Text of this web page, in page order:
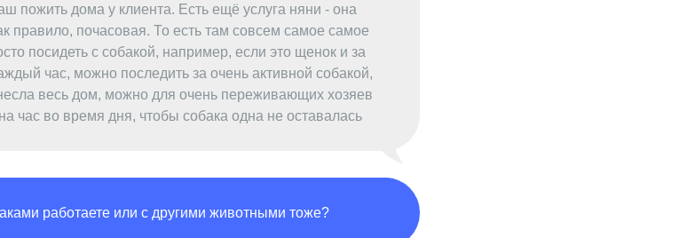
пожить дома у клиента. Есть ещё услуга няни - она
правило, почасовая. То есть там совсем самое самое
посидеть с собакой, например, если это щенок и за
час, можно последить за очень активной собакой,
весь дом, можно для очень переживающих хозяев
час во время дня, чтобы собака одна не оставалась
работаете или с другими животными тоже?